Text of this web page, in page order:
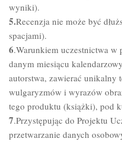
wyniki).
5.Recenzja nie może być
spacjami).
6.Warunkiem uczestnictwa w
danym miesiącu
autorstwa, zawierać unikalny
wulgaryzmów i wyrazów
tego produktu (książki), pod
7.Przystępując do Projektu
przetwarzanie danych